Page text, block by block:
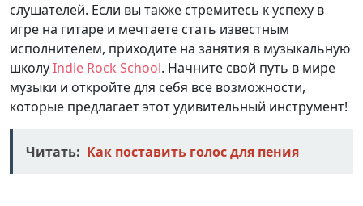
слушателей. Если вы также стремитесь к успеху в
игре на гитаре и мечтаете стать известным
исполнителем, приходите на занятия в музыкальную
школуIndie Rock School. Начните свой путь в мире
музыки и откройте для себя все возможности,
которые предлагает этот удивительный инструмент!
Читать: Как поставить голос для пения